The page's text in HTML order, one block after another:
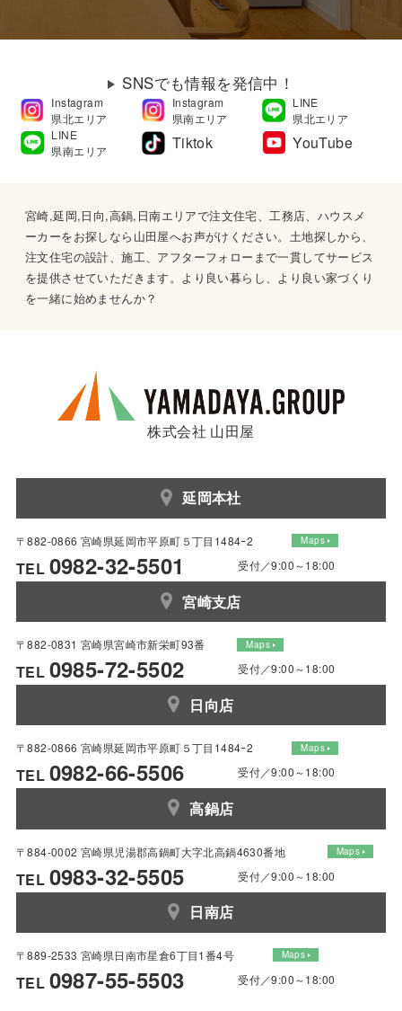
SNSでも情報を発信中！
Instagram
県北エリア
Instagram
県南エリア
LINE
県北エリア
LINE
県南エリア
Tiktok YouTube
宮崎,延岡,日向,高鍋,日南エリアで注文住宅、工務店、ハウスメ
ーカーをお探しなら山田屋へお声がけください。土地探しから、
注文住宅の設計、施工、アフターフォローまで一貫してサービス
を提供させていただきます。より良い暮らし、より良い家づくり
を一緒に始めませんか？
株式会社 山田屋
延岡本社
〒882-0866 宮崎県延岡市平原町５丁目1484ｰ2 Maps
TEL 0982-32-5501 受付／9:00～18:00
宮崎支店
〒882-0831 宮崎県宮崎市新栄町93番 Maps
TEL 0985-72-5502 受付／9:00～18:00
日向店
〒882-0866 宮崎県延岡市平原町５丁目1484ｰ2 Maps
TEL 0982-66-5506 受付／9:00～18:00
高鍋店
〒884-0002 宮崎県児湯郡高鍋町大字北高鍋4630番地 Maps
TEL 0983-32-5505 受付／9:00～18:00
日南店
〒889-2533 宮崎県日南市星倉6丁目1番4号 Maps
TEL 0987-55-5503 受付／9:00～18:00